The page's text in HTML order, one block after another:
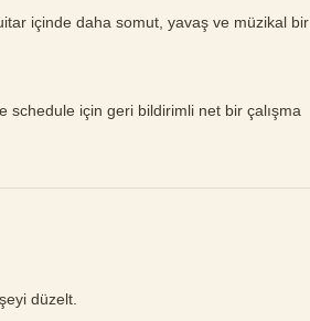
içinde daha somut, yavaş ve müzikal bir
schedule için geri bildirimli net bir çalışma
düzelt.